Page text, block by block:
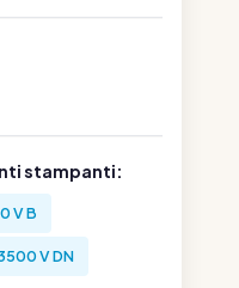
stampanti:
V B
V DN